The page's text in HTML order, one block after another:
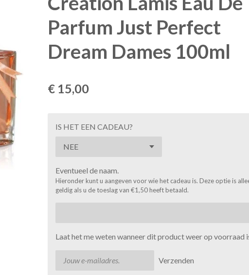
Parfum Just Perfect
Dream Dames 100ml
€ 15,00
IS HET EEN CADEAU?
Eventueel de naam.
Hieronder kunt u aangeven voor wie het cadeau is. Deze optie is
geldig als u de toeslag van €1,50 heeft betaald.
Laat het me weten wanneer dit product weer op voorraad
Verzenden